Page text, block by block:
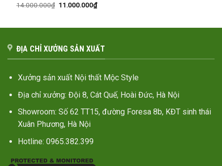
Được xếp
14.000.000₫ Giá
11.000.000₫Giá
hiện
11.000.000₫.
ĐỊA CHỈ XƯỞNG SẢN XUẤT
Xưởng sản xuất Nội thất Mộc Style
Địa chỉ xưởng: Đội 8, Cát Quế, Hoài Đức, Hà Nội
Showroom: Số 62 TT15, đường Foresa 8b, KĐT sinh thái
Xuân Phương, Hà Nội
Hotline: 0965.382.399